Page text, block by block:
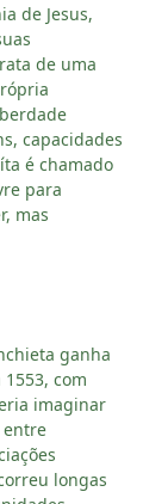
de Jesus,
de uma
capacidades
é chamado
para
mas
ganha
com
imaginar
entre
longas